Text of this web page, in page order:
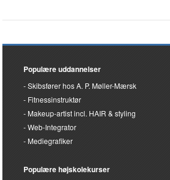
Populære uddannelser
Skibsfører hos A. P. Møller-Mærsk
Fitnessinstruktør
Makeup-artist incl. HAIR & styling
Web-Integrator
Mediegrafiker
Populære højskolekurser